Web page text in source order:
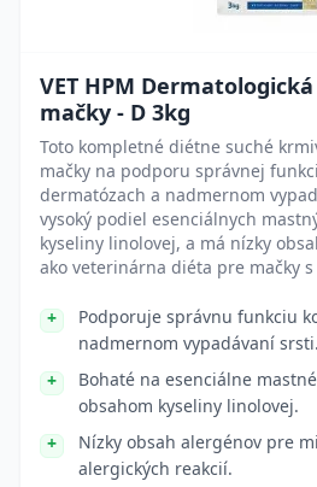
VET HPM
mačky - D 3kg
Toto kompletné diétne suché
mačky na podporu správnej
dermatózach a nadmernom
vysoký podiel esenciálnych
kyseliny linolovej, a má nízky
ako veterinárna diéta pre mačky
Podporuje správnu funkciu
nadmernom vypadávaní srsti.
Bohaté na esenciálne
obsahom kyseliny linolovej.
Nízky obsah alergénov pre
alergických reakcií.